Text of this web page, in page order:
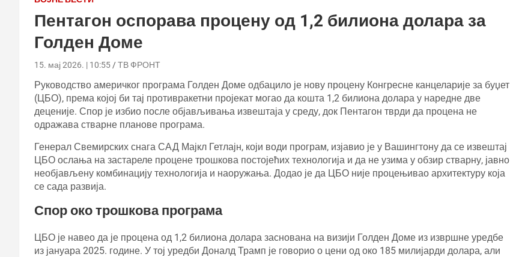
Пентагон оспорава процену од 1,2 билиона долара за
Голден Доме
15. мај 2026. | 10:55 ТВ ФРОНТ
Руководство америчког програма Голден Доме одбацило је нову процену Конгресне канцеларије за буџет
(ЦБО), према којој би тај противракетни пројекат могао да кошта 1,2 билиона долара у наредне две
деценије. Спор је избио после објављивања извештаја у среду, док Пентагон тврди да процена не
одражава стварне планове програма.
Генерал Свемирских снага САД Мајкл Гетлајн, који води програм, изјавио је у Вашингтону да се извештај
ЦБО ослања на застареле процене трошкова постојећих технологија и да не узима у обзир стварну, јавно
необјављену комбинацију технологија и наоружања. Додао је да ЦБО није процењивао архитектуру која
се сада развија.
Спор око трошкова програма
ЦБО је навео да је процена од 1,2 билиона долара заснована на визији Голден Доме из извршне уредбе
из јануара 2025. године. У тој уредби Доналд Трамп је говорио о цени од око 185 милијарди долара, али